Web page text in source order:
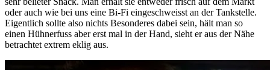
oder auch wie bei uns eine Bi-Fi eingeschweisst an der Tankstelle.
Eigentlich sollte also nichts Besonderes dabei sein, hält man so
einen Hühnerfuss aber erst mal in der Hand, sieht er aus der Nähe
betrachtet extrem eklig aus.